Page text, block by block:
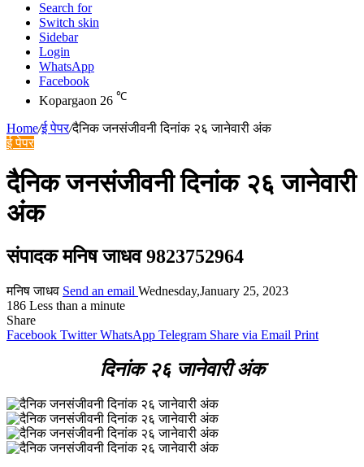
Search for
Switch skin
Sidebar
Login
WhatsApp
Facebook
Kopargaon 26 ℃
Home/ई पेपर/दैनिक जनसंजीवनी दिनांक २६ जानेवारी अंक
ई पेपर
दैनिक जनसंजीवनी दिनांक २६ जानेवारी
अंक
संपादक मनिष जाधव 9823752964
मनिष जाधव Send an email Wednesday,January 25, 2023
186 Less than a minute
Share
Facebook Twitter WhatsApp Telegram Share via Email Print
दिनांक २६ जानेवारी अंक